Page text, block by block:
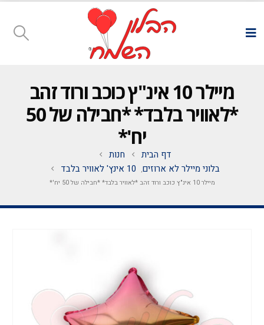
מיילר 10 אינ"ץ כוכב ורוד זהב
*לאוויר בלבד* *חבילה של 50
יח'*
דף הבית
חנות
בלוני מיילר לא ארוזים, 10 אינץ' לאוויר בלבד
מיילר 10 אינ"ץ כוכב ורוד זהב *לאוויר בלבד* *חבילה של 50 יח'*